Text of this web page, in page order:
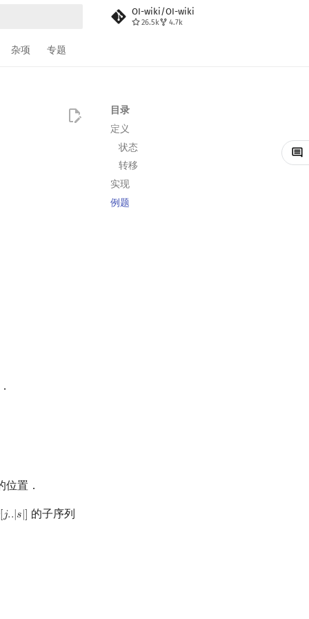
OI-wiki/OI-wiki
26.5k 4.7k
杂项 专题
目录
定义
状态
转移
实现
例题
置．
[𝑗..|𝑠|]
[j..| s|] 的子序列